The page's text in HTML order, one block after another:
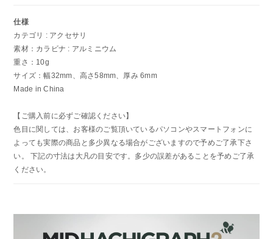
仕様
カテゴリ : アクセサリ
素材：カラビナ : アルミニウム
重さ：10g
サイズ：幅32mm、高さ58mm、厚み 6mm
Made in China
【ご購入前に必ずご確認ください】
色目に関しては、お客様のご覧頂いているパソコンやスマートフォンに
よっても実際の商品と多少異なる場合がございますので予めご了承下さ
い。 下記の寸法は大凡の目安です。多少の誤差があることを予めご了承
ください。